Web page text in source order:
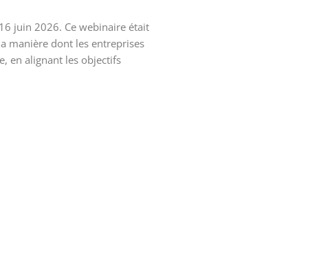
juin 2026. Ce webinaire était
manière dont les entreprises
en alignant les objectifs